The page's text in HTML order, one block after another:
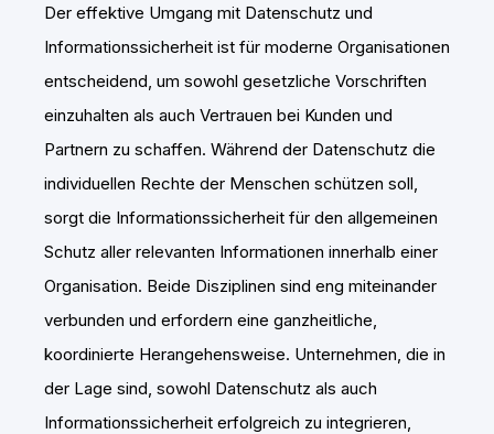
Der effektive Umgang mit Datenschutz und
Informationssicherheit ist für moderne Organisationen
entscheidend, um sowohl gesetzliche Vorschriften
einzuhalten als auch Vertrauen bei Kunden und
Partnern zu schaffen. Während der Datenschutz die
individuellen Rechte der Menschen schützen soll,
sorgt die Informationssicherheit für den allgemeinen
Schutz aller relevanten Informationen innerhalb einer
Organisation. Beide Disziplinen sind eng miteinander
verbunden und erfordern eine ganzheitliche,
koordinierte Herangehensweise. Unternehmen, die in
der Lage sind, sowohl Datenschutz als auch
Informationssicherheit erfolgreich zu integrieren,